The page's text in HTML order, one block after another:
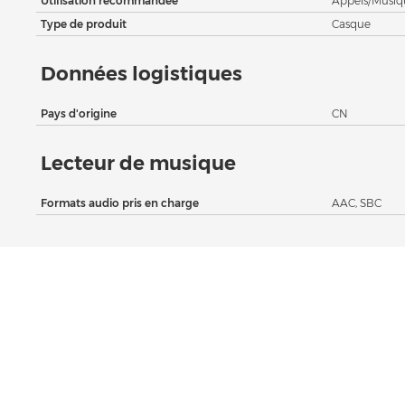
Type de produit
Casque
Données logistiques
Pays d'origine CN
Lecteur de musique
Formats audio pris en charge AAC, SBC